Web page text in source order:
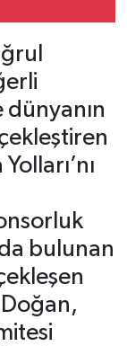
dünyanın
bulunan